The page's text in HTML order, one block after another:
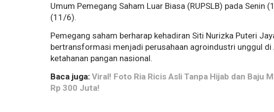
Umum Pemegang Saham Luar Biasa (RUPSLB) pada Senin
(11/6).
Pemegang saham berharap kehadiran Siti Nurizka Puteri
bertransformasi menjadi perusahaan agroindustri unggul
ketahanan pangan nasional.
Baca juga: Viral! Foto Ria Ricis Asli Tanpa Hijab dan Baju
Rp 300 Juta!